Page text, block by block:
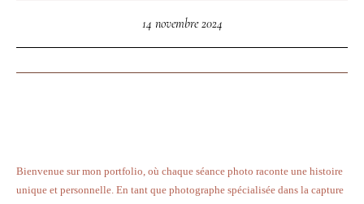
14 novembre 2024
Bienvenue sur mon portfolio, où chaque séance photo raconte une histoire
unique et personnelle. En tant que photographe spécialisée dans la capture